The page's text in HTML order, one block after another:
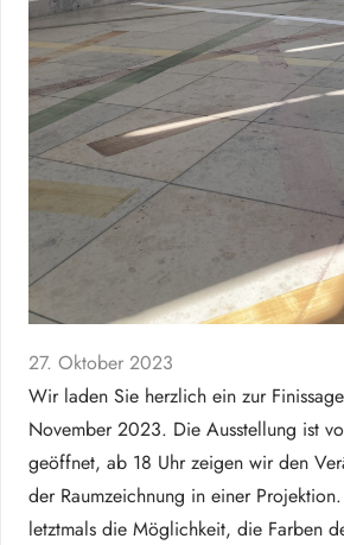
27. Oktober 2023
Wir laden Sie herzlich ein zur
November 2023. Die Ausstellung ist
geöffnet, ab 18 Uhr zeigen wir den
der Raumzeichnung in einer
letztmals die Möglichkeit, die Farben